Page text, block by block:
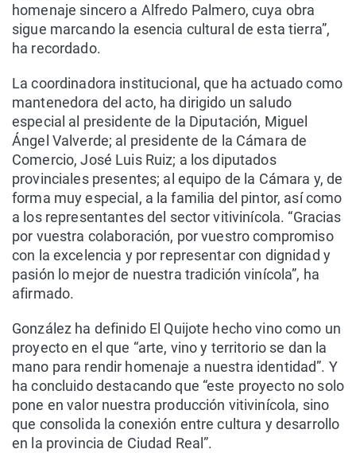
homenaje sincero a Alfredo Palmero, cuya obra
sigue marcando la esencia cultural de esta tierra”,
ha recordado.
La coordinadora institucional, que ha actuado como
mantenedora del acto, ha dirigido un saludo
especial al presidente de la Diputación, Miguel
Ángel Valverde; al presidente de la Cámara de
Comercio, José Luis Ruiz; a los diputados
provinciales presentes; al equipo de la Cámara y, de
forma muy especial, a la familia del pintor, así como
a los representantes del sector vitivinícola. “Gracias
por vuestra colaboración, por vuestro compromiso
con la excelencia y por representar con dignidad y
pasión lo mejor de nuestra tradición vinícola”, ha
afirmado.
González ha definido El Quijote hecho vino como un
proyecto en el que “arte, vino y territorio se dan la
mano para rendir homenaje a nuestra identidad”. Y
ha concluido destacando que “este proyecto no solo
pone en valor nuestra producción vitivinícola, sino
que consolida la conexión entre cultura y desarrollo
en la provincia de Ciudad Real”.